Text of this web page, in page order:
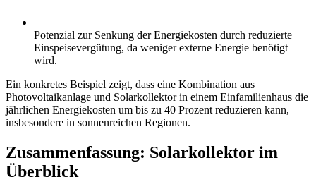
Potenzial zur Senkung der Energiekosten durch reduzierte
Einspeisevergütung, da weniger externe Energie benötigt
wird.
Ein konkretes Beispiel zeigt, dass eine Kombination aus
Photovoltaikanlage und Solarkollektor in einem Einfamilienhaus die
jährlichen Energiekosten um bis zu 40 Prozent reduzieren kann,
insbesondere in sonnenreichen Regionen.
Zusammenfassung: Solarkollektor im
Überblick